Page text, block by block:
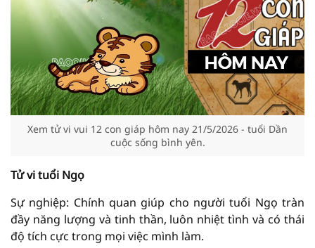
Xem tử vi vui 12 con giáp hôm nay 21/5/2026 - tuổi Dần
cuộc sống bình yên.
Tử vi tuổi Ngọ
Sự nghiệp: Chính quan giúp cho người tuổi Ngọ tràn
đầy năng lượng và tinh thần, luôn nhiệt tình và có thái
độ tích cực trong mọi việc mình làm.